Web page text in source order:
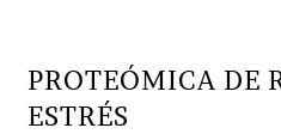
PROTEÓMICA DE
ESTRÉS